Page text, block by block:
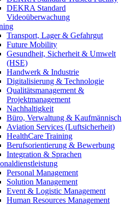
DEKRA Standard
Videoüberwachung
Transport, Lager & Gefahrgut
Future Mobility
Gesundheit, Sicherheit & Umwelt
(HSE)
Handwerk & Industrie
Digitalisierung & Technologie
Qualitätsmanagement &
Projektmanagement
Nachhaltigkeit
Büro, Verwaltung & Kaufmännisch
Aviation Services (Luftsicherheit)
HealthCare Training
Berufsorientierung & Bewerbung
Integration & Sprachen
Personal Management
Solution Management
Event & Logistic Management
Human Resources Management